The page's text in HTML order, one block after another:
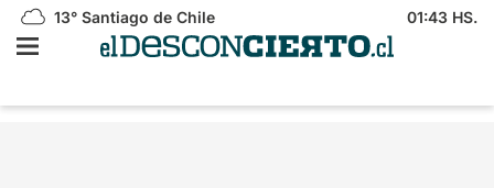
13° Santiago de Chile 01:43 HS.